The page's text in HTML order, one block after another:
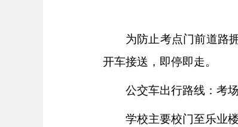
为防止考点门前道路
开车接送，即停即走。
公交车出行路线：考
学校主要校门至乐业